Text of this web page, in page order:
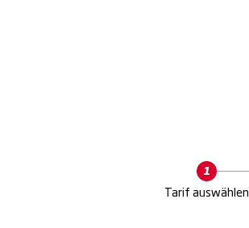
Current
Tarif auswählen